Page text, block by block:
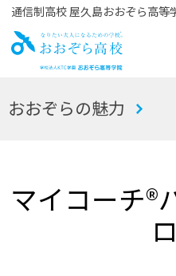
通信制高校 屋久島おおぞら高等
お
おおぞらの魅力
マイコーチ®